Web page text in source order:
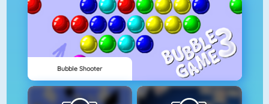
Bubble Shooter